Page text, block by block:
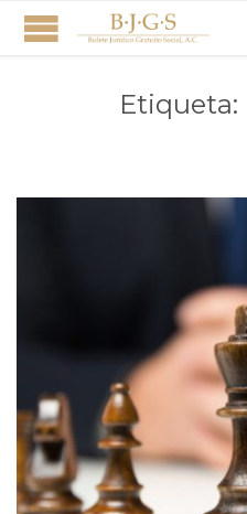
Etiqueta: